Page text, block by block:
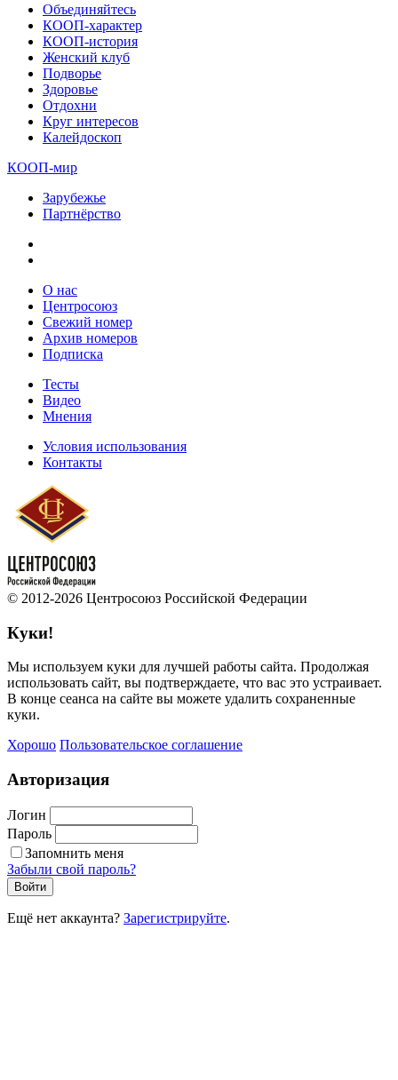
Объединяйтесь
КООП-характер
КООП-история
Женский клуб
Подворье
Здоровье
Отдохни
Круг интересов
Калейдоскоп
КООП-мир
Зарубежье
Партнёрство
О нас
Центросоюз
Свежий номер
Архив номеров
Подписка
Тесты
Видео
Мнения
Условия использования
Контакты
© 2012-2026 Центросоюз Российской Федерации
Куки!
Мы используем куки для лучшей работы сайта. Продолжая
использовать сайт, вы подтверждаете, что вас это устраивает.
В конце сеанса на сайте вы можете удалить сохраненные
куки.
Хорошо Пользовательское соглашение
Авторизация
Логин
Пароль
Запомнить меня
Забыли свой пароль?
Войти
Ещё нет аккаунта? Зарегистрируйте.